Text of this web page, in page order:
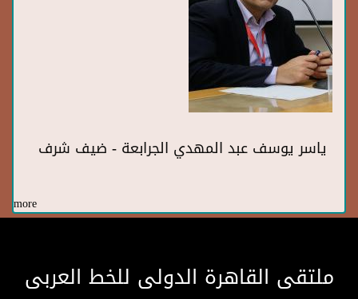
ياسر يوسف عبد المهدي الجرابعة - ضيف شرف
more
ملتقى القاهرة الدولى للخط العربى